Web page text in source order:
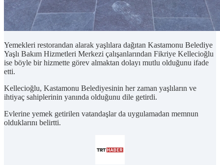
Yemekleri restorandan alarak yaşlılara dağıtan Kastamonu Belediye
Yaşlı Bakım Hizmetleri Merkezi çalışanlarından Fikriye Kellecioğlu
ise böyle bir hizmette görev almaktan dolayı mutlu olduğunu ifade
etti.
Kellecioğlu, Kastamonu Belediyesinin her zaman yaşlıların ve
ihtiyaç sahiplerinin yanında olduğunu dile getirdi.
Evlerine yemek getirilen vatandaşlar da uygulamadan memnun
olduklarını belirtti.